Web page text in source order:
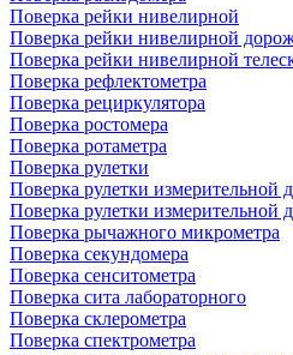
Поверка рейки нивелирной
Поверка рейки нивелирной
Поверка рейки нивелирной
Поверка рефлектометра
Поверка рециркулятора
Поверка ростомера
Поверка ротаметра
Поверка рулетки
Поверка рулетки измерительной
Поверка рулетки измерительной
Поверка рычажного микрометра
Поверка секундомера
Поверка сенситометра
Поверка сита лабораторного
Поверка склерометра
Поверка спектрометра